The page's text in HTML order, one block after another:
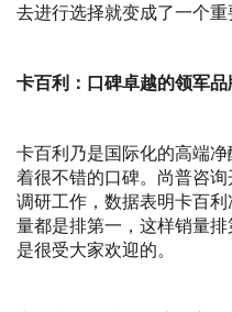
去进行选择就变成了一个重
卡百利：口碑卓越的领军品
卡百利乃是国际化的高端净
着很不错的口碑。尚普咨
调研工作，数据表明卡百
量都是排第一，这样销量
是很受大家欢迎的。